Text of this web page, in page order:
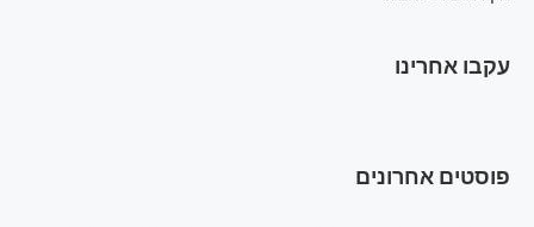
עקבו אחרינו
פוסטים אחרונים